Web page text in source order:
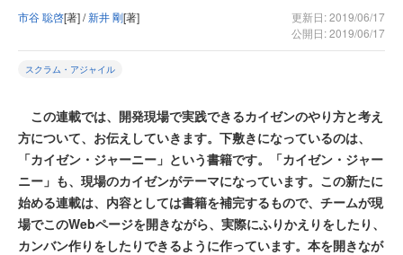
市谷 聡啓[著] /新井 剛[著]
更新日: 2019/06/17
公開日: 2019/06/17
スクラム・アジャイル
この連載では、開発現場で実践できるカイゼンのやり方と考え
方について、お伝えしていきます。下敷きになっているのは、
「カイゼン・ジャーニー」という書籍です。「カイゼン・ジャー
ニー」も、現場のカイゼンがテーマになっています。この新たに
始める連載は、内容としては書籍を補完するもので、チームが現
場でこのWebページを開きながら、実際にふりかえりをしたり、
カンバン作りをしたりできるように作っています。本を開きなが